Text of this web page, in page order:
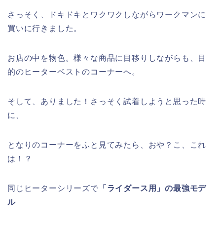
さっそく、ドキドキとワクワクしながらワークマンに
買いに行きました。
お店の中を物色。様々な商品に目移りしながらも、目
的のヒーターベストのコーナーへ。
そして、ありました！さっそく試着しようと思った時
に、
となりのコーナーをふと見てみたら、おや？こ、これ
は！？
同じヒーターシリーズで 「ライダース用」の最強モデ
ル